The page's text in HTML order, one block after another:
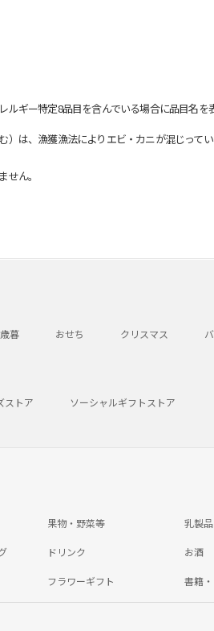
ギー特定8品目を含んでいる場合に品目名を
は、漁獲漁法によりエビ・カニが混じって
ん。
暮 おせち クリスマス
ストア ソーシャルギフトストア
果物・野菜等 乳製品
ドリンク お酒
フラワーギフト 書籍